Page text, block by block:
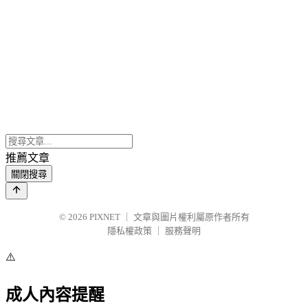
推薦文章
關閉搜尋
© 2026 PIXNET
文章與圖片權利屬原作者所有
隱私權政策
服務聲明
⚠️
成人內容提醒